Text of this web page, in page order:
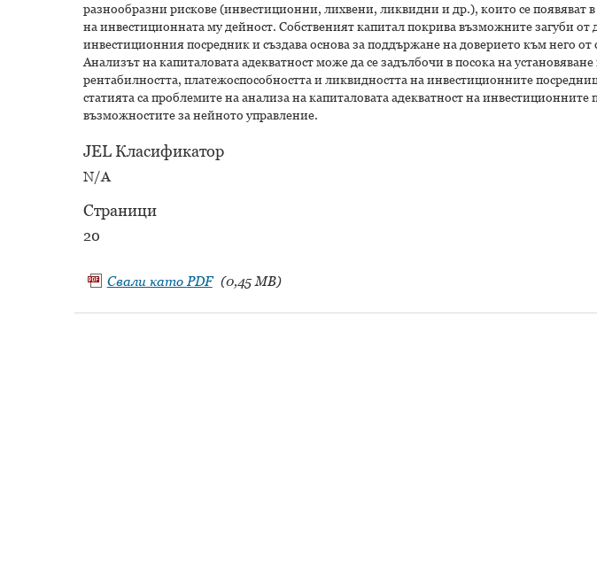
разнообразни рискове (инвестиционни, лихвени, ликвидни и др.), които се появяват в
на инвестиционната му дейност. Собственият капитал покрива възможните загуби от
инвестиционния посредник и създава основа за поддържане на доверието към него от
Анализът на капиталовата адекватност може да се задълбочи в посока на
рентабилността, платежоспособността и ликвидността на инвестиционните
статията са проблемите на анализа на капиталовата адекватност на
възможностите за нейното управление.
JEL Класификатор
N/A
Страници
20
Свали като PDF (0,45 MB)